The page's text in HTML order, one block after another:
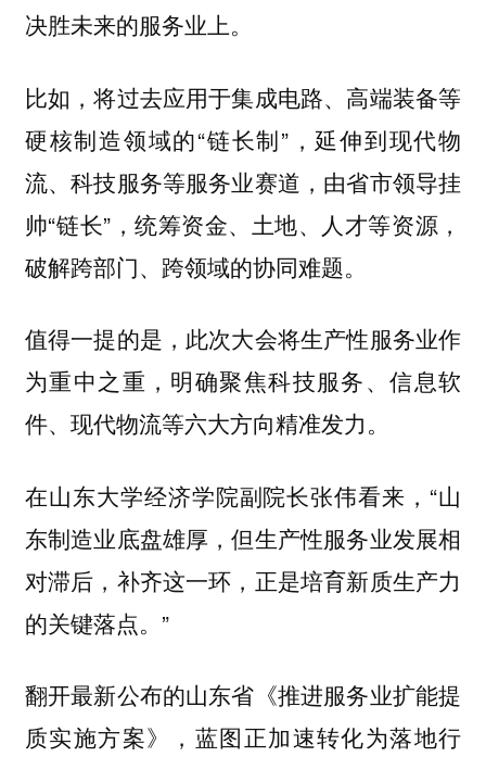
决胜未来的服务业上。
比如，将过去应用于集成电路、高端装备等
硬核制造领域的“链长制”，延伸到现代物
流、科技服务等服务业赛道，由省市领导挂
帅“链长”，统筹资金、土地、人才等资源，
破解跨部门、跨领域的协同难题。
值得一提的是，此次大会将生产性服务业作
为重中之重，明确聚焦科技服务、信息软
件、现代物流等六大方向精准发力。
在山东大学经济学院副院长张伟看来，“山
东制造业底盘雄厚，但生产性服务业发展相
对滞后，补齐这一环，正是培育新质生产力
的关键落点。”
翻开最新公布的山东省《推进服务业扩能提
质实施方案》，蓝图正加速转化为落地行